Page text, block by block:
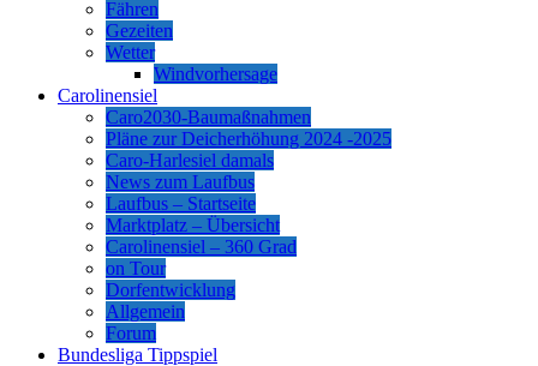
Fähren
Gezeiten
Wetter
Windvorhersage
Carolinensiel
Caro2030-Baumaßnahmen
Pläne zur Deicherhöhung 2024 -2025
Caro-Harlesiel damals
News zum Laufbus
Laufbus – Startseite
Marktplatz – Übersicht
Carolinensiel – 360 Grad
on Tour
Dorfentwicklung
Allgemein
Forum
Bundesliga Tippspiel